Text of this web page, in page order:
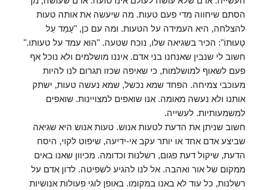
הסתם שיחווה מדי פעם טעות. מה שיעשה את אותה טעות
להצלחה, היא העמידה על הטעות. ומה עם כן, "עָמַד עַל
טָעוּתוֹ": הכיר בשגיאה שלו, נוכח שטעה. "הוא עמד על טעותו."
חשוב לי שנבין שאנחנו בני אדם. איננו מושלמים ולא נוכל אף
פעם לשאוף למושלמות, כי שאיפה שכזו תגרום לנו להיות
מעוכבי צמיחה. הפחד שמא נכשל, שמא נעשה טעות, ישתק
אותנו ולא נעשה מאומה. אנו שואפים למצויינות. שואפים
למשמעותיות. לעשייה.
חשוב שניתן את הדעת לטעות אנוש. טעות אנוש היא שגיאה
שביצע אדם אחד או יותר עקב אי-ידיעה, שיפוט לקוי, היסח
הדעת, שיקול דעת פגום, רשלנות וכדומה. מכיוון שאנו באים
ממקום של אור ואהבה. אל לנו להגיע לשפיטה. לדון אדם על
רשלנות, כל עוד לא באנו במקומו. באופן לוגי פעולות אנושיות